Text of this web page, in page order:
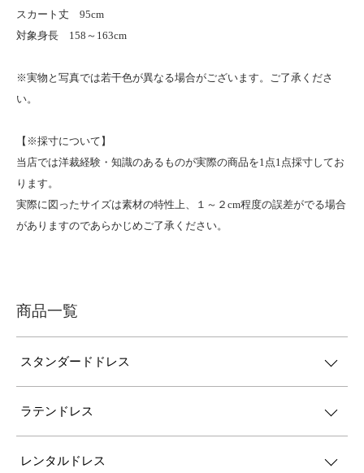
スカート丈 95cm
対象身長 158～163cm
※実物と写真では若干色が異なる場合がございます。ご了承くださ
い。
【※採寸について】
当店では洋裁経験・知識のあるものが実際の商品を1点1点採寸してお
ります。
実際に図ったサイズは素材の特性上、１～２cm程度の誤差がでる場合
がありますのであらかじめご了承ください。
商品一覧
スタンダードドレス
ラテンドレス
レンタルドレス